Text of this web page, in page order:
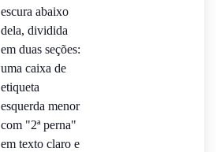
escura abaixo
dela, dividida
em duas seções:
uma caixa de
etiqueta
esquerda menor
com "2ª perna"
em texto claro e